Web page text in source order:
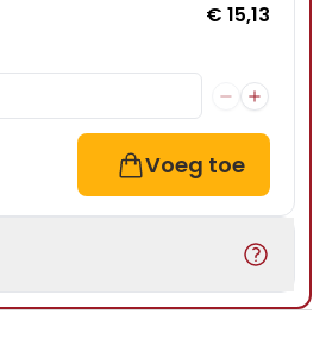
€ 15,13
Voeg toe